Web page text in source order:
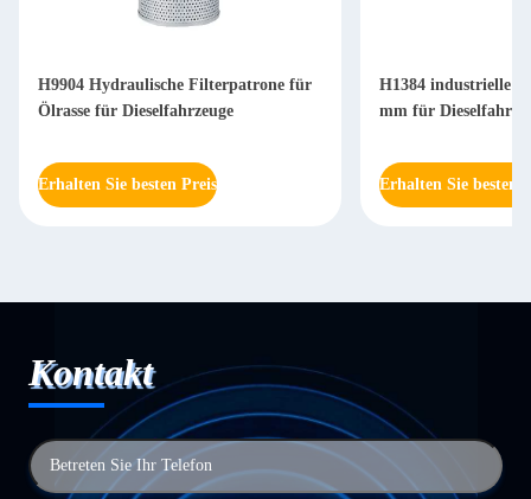
H9904 Hydraulische Filterpatrone für
Ölrasse für Dieselfahrzeuge
Erhalten Sie besten Preis
H1384 industrielle
mm für
Erhalten Sie besten
Kontakt